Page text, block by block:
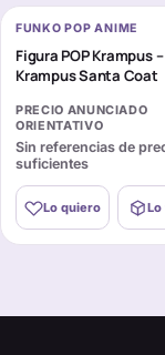
FUNKO POP ANIME
Figura POP Krampus –
Krampus Santa Coat
PRECIO ANUNCIADO
ORIENTATIVO
Sin referencias de
suficientes
Lo quiero Lo